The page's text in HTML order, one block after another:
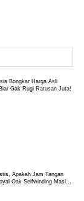
Bongkar Harga Asli
Gak Rugi Ratusan Juta!
Apakah Jam Tangan
Oak Selfwinding Masih